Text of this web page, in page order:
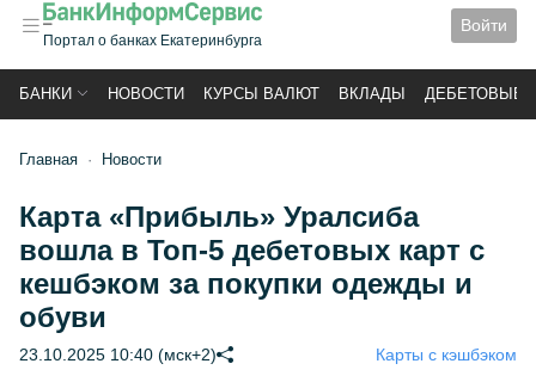
Портал о банках Екатеринбурга
Войти
БАНКИ НОВОСТИ КУРСЫ ВАЛЮТ ВКЛАДЫ ДЕБЕТОВЫЕ
Главная Новости
Карта «Прибыль» Уралсиба
вошла в Топ-5 дебетовых карт с
кешбэком за покупки одежды и
обуви
23.10.2025 10:40 (мск+2) Карты с кэшбэком